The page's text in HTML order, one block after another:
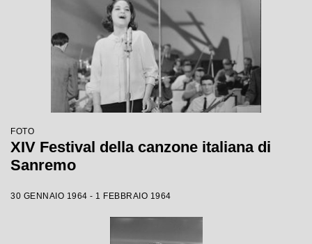
FOTO
XIV Festival della canzone italiana di
Sanremo
30 GENNAIO 1964 - 1 FEBBRAIO 1964